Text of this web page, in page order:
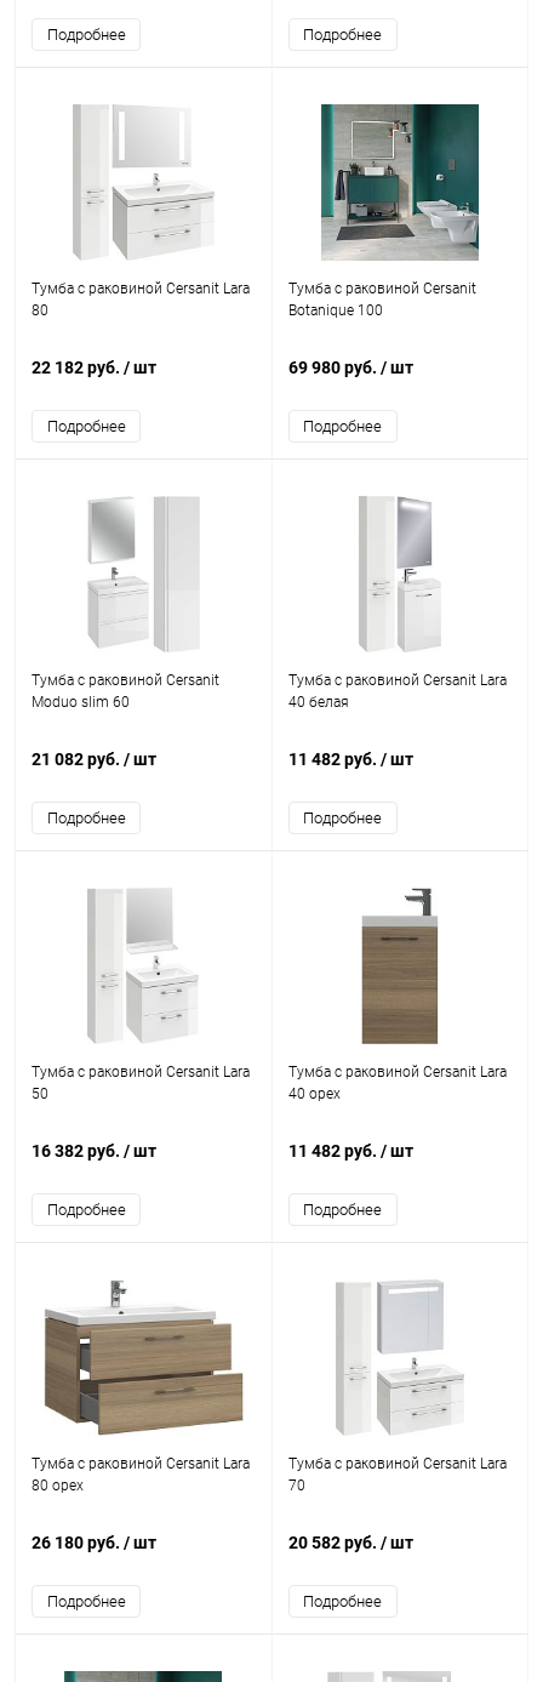
Подробнее Подробнее
Тумба с раковиной Cersanit Lara
80
22 182 руб. / шт
Подробнее
Тумба с раковиной Cersanit
Botanique 100
69 980 руб. / шт
Подробнее
Тумба с раковиной Cersanit
Moduo slim 60
21 082 руб. / шт
Подробнее
Тумба с раковиной Cersanit Lara
40 белая
11 482 руб. / шт
Подробнее
Тумба с раковиной Cersanit Lara
50
16 382 руб. / шт
Подробнее
Тумба с раковиной Cersanit Lara
40 орех
11 482 руб. / шт
Подробнее
Тумба с раковиной Cersanit Lara
80 орех
26 180 руб. / шт
Подробнее
Тумба с раковиной Cersanit Lara
70
20 582 руб. / шт
Подробнее